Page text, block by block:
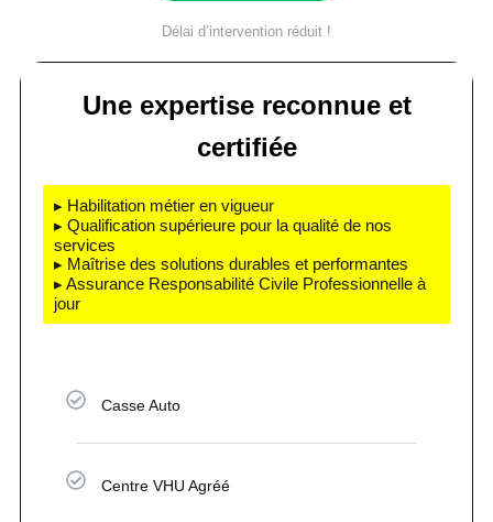
Délai d’intervention réduit !
Une expertise reconnue et
certifiée
▸ Habilitation métier en vigueur
▸ Qualification supérieure pour la qualité de nos
services
▸ Maîtrise des solutions durables et performantes
▸ Assurance Responsabilité Civile Professionnelle à
jour
Casse Auto
Centre VHU Agréé